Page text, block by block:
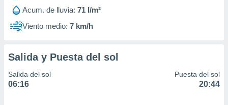
uso de
contenido
medir el
el
del
de
Acum. de lluvia: 71 l/m²
Viento medio: 7 km/h
Salida y Puesta del sol
Salida del sol
06:16
Puesta del sol
20:44